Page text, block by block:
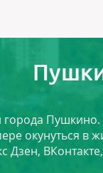
окунуться в